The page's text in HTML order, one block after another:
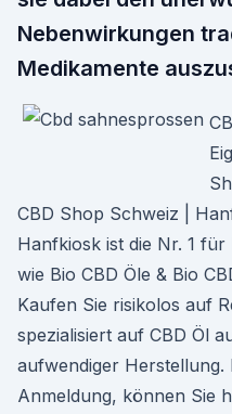
Nebenwirkungen
Medikamente
CBD Shop Schweiz |
Hanfkiosk ist die Nr. 1
wie Bio CBD Öle & Bio
Kaufen Sie risikolos auf
spezialisiert auf CBD Öl
aufwendiger Herstellung.
Anmeldung, können Sie